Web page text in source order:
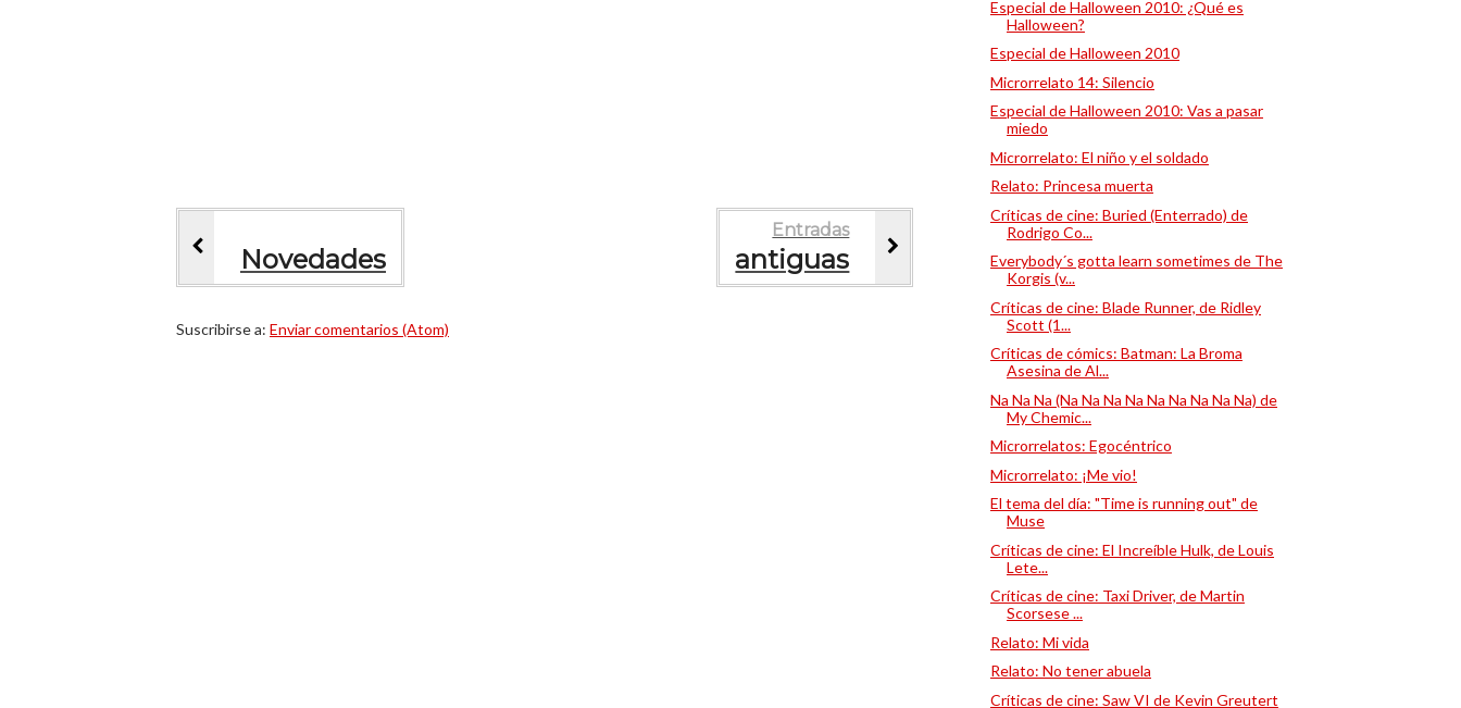
Novedades
Entradas
antiguas
Suscribirse a: Enviar comentarios (Atom)
Especial de Halloween 2010: ¿Qué es
Halloween?
Especial de Halloween 2010
Microrrelato 14: Silencio
Especial de Halloween 2010: Vas a pasar
miedo
Microrrelato: El niño y el soldado
Relato: Princesa muerta
Críticas de cine: Buried (Enterrado) de
Rodrigo Co...
Everybody´s gotta learn sometimes de The
Korgis (v...
Críticas de cine: Blade Runner, de Ridley
Scott (1...
Críticas de cómics: Batman: La Broma
Asesina de Al...
Na Na Na (Na Na Na Na Na Na Na Na Na) de
My Chemic...
Microrrelatos: Egocéntrico
Microrrelato: ¡Me vio!
El tema del día: "Time is running out" de
Muse
Críticas de cine: El Increíble Hulk, de Louis
Lete...
Críticas de cine: Taxi Driver, de Martin
Scorsese ...
Relato: Mi vida
Relato: No tener abuela
Críticas de cine: Saw VI de Kevin Greutert